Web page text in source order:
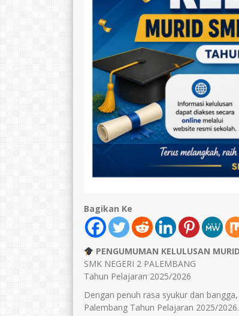
Bagikan Ke
PENGUMUMAN KELULUSAN MURID
SMK NEGERI 2 PALEMBANG
Tahun Pelajaran 2025/2026
Dengan penuh rasa syukur dan
Palembang Tahun Pelajaran 2025/2026.
1671032502670004
196702252007011004
PNS
Guru Mapel
NIK
NIP
STAT